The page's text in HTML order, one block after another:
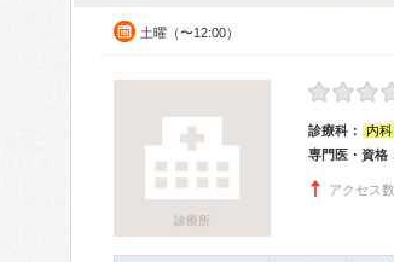
土曜（〜12:00）
診療所
診療科： 内科
専門医・資格
アクセス